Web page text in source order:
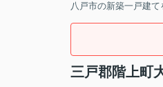
八戸市の新築一戸建
三戸郡階上町